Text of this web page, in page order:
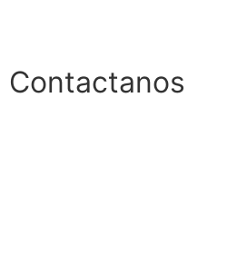
Contactanos